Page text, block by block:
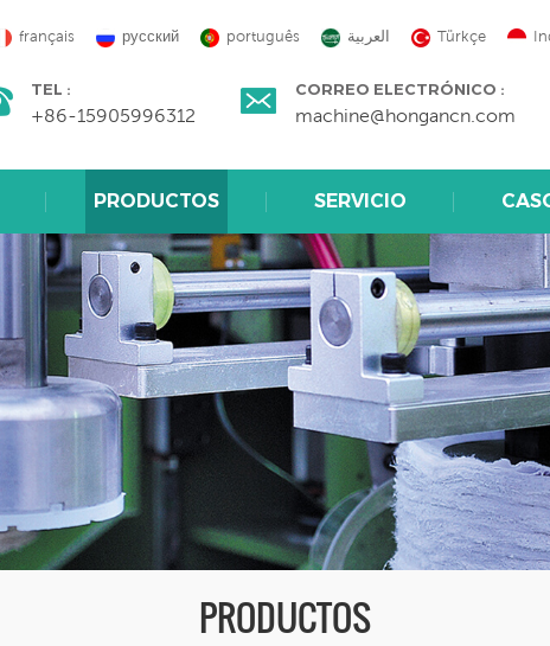
français русский português العربية Türkçe
TEL :
+86-15905996312
CORREO ELECTRÓNICO :
machine@hongancn.com
PRODUCTOS SERVICIO
PRODUCTOS